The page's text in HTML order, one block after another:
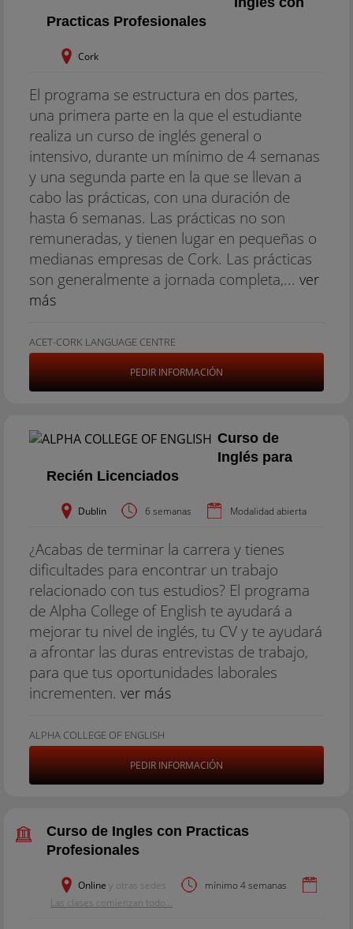
Practicas Profesionales
Cork
El programa se estructura en dos partes,
una primera parte en la que el estudiante
realiza un curso de inglés general o
intensivo, durante un mínimo de 4 semanas
y una segunda parte en la que se llevan a
cabo las prácticas, con una duración de
hasta 6 semanas. Las prácticas no son
remuneradas, y tienen lugar en pequeñas o
medianas empresas de Cork. Las prácticas
son generalmente a jornada completa,... ver
más
ACET-CORK LANGUAGE CENTRE
PEDIR INFORMACIÓN
Curso de
Inglés para
Recién Licenciados
Dublin 6 semanas Modalidad abierta
¿Acabas de terminar la carrera y tienes
dificultades para encontrar un trabajo
relacionado con tus estudios? El programa
de Alpha College of English te ayudará a
mejorar tu nivel de inglés, tu CV y te ayudará
a afrontar las duras entrevistas de trabajo,
para que tus oportunidades laborales
incrementen. ver más
ALPHA COLLEGE OF ENGLISH
PEDIR INFORMACIÓN
Curso de Ingles con Practicas
Profesionales
Online y otras sedes
mínimo 4 semanas
Las clases comienzan todo...